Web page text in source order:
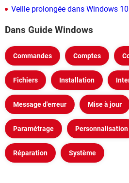
Veille prolongée dans Windows
Dans Guide Windows
Commandes Comptes
Fichiers Installation
Message d'erreur Mise à jour
Paramétrage Personnalisation
Réparation Système